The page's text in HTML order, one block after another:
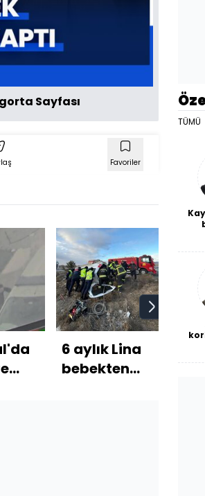
Sayfası
Favoriler
6 aylık Lina
bebekten
TÜMÜ